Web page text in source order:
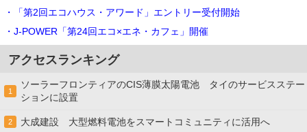
・「第2回エコハウス・アワード」エントリー受付開始
・J-POWER「第24回エコ×エネ・カフェ」開催
アクセスランキング
1
ソーラーフロンティアのCIS薄膜太陽電池 タイのサービスステー
ションに設置
2 大成建設 大型燃料電池をスマートコミュニティに活用へ